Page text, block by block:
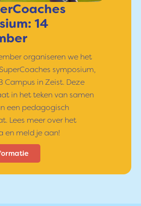
14
organiseren we het
symposium,
Campus in Zeist. Deze
in het teken van samen
een pedagogisch
Lees meer over het
en meld je aan!